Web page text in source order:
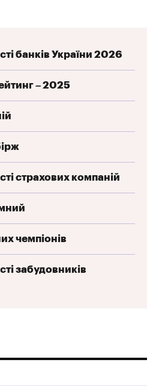
банків України 2026
– 2025
страхових компаній
чемпіонів
забудовників